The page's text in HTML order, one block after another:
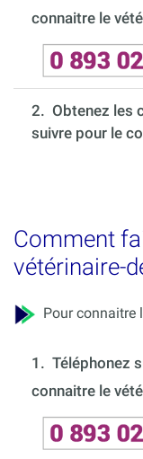
connaitre le
2. Obtenez les
suivre pour le
Comment
vétérinaire-
Pour connaitre
1. Téléphonez
connaitre le